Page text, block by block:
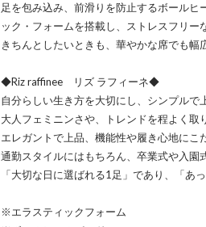
足を包み込み、前滑りを防止するボール
ック・フォームを搭載し、ストレスフリー
きちんとしたいときも、華やかな席でも幅
◆Riz raffinee リズ ラフィーネ◆
自分らしい生き方を大切にし、シンプルで
大人フェミニンさや、トレンドを程よく取
エレガントで上品、機能性や履き心地にこ
通勤スタイルにはもちろん、卒業式や入
「大切な日に選ばれる1足」であり、「あ
※エラスティックフォーム